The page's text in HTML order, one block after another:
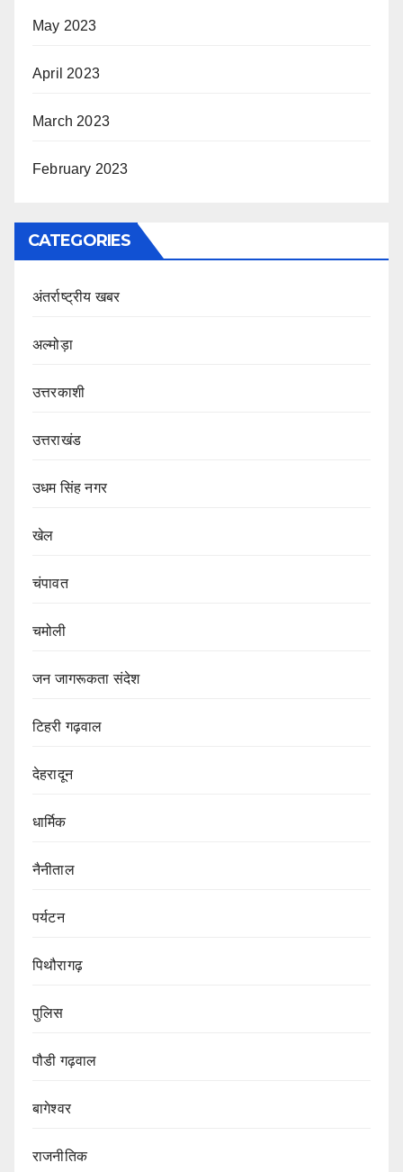
May 2023
April 2023
March 2023
February 2023
CATEGORIES
अंतर्राष्ट्रीय खबर
अल्मोड़ा
उत्तरकाशी
उत्तराखंड
उधम सिंह नगर
खेल
चंपावत
चमोली
जन जागरूकता संदेश
टिहरी गढ़वाल
देहरादून
धार्मिक
नैनीताल
पर्यटन
पिथौरागढ़
पुलिस
पौडी गढ़वाल
बागेश्वर
राजनीतिक